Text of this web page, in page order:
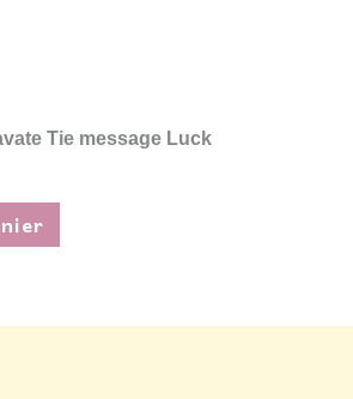
Tie message Luck